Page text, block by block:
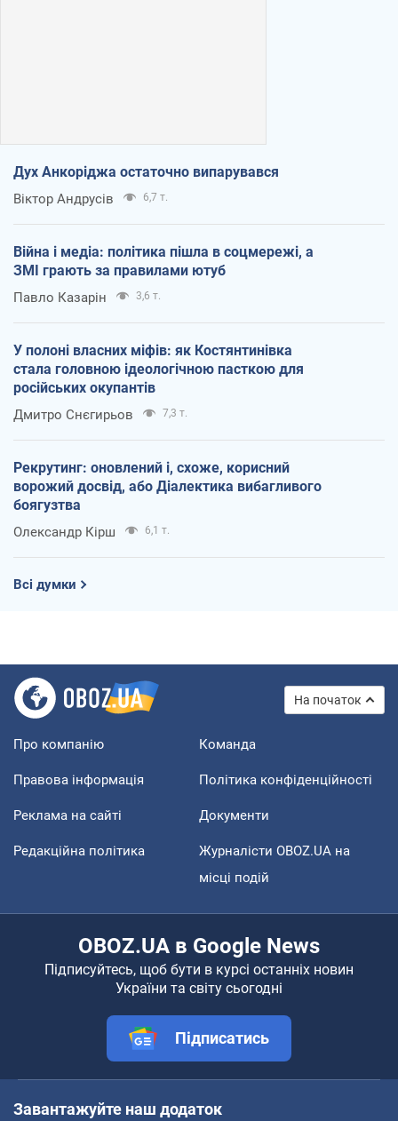
Дух Анкоріджа остаточно випарувався
Віктор Андрусів 6,7 т.
Війна і медіа: політика пішла в соцмережі, а
ЗМІ грають за правилами ютуб
Павло Казарін 3,6 т.
У полоні власних міфів: як Костянтинівка
стала головною ідеологічною пасткою для
російських окупантів
Дмитро Снєгирьов 7,3 т.
Рекрутинг: оновлений і, схоже, корисний
ворожий досвід, або Діалектика вибагливого
боягузтва
Олександр Кірш 6,1 т.
Всі думки
На початок
Про компанію Команда
Правова інформація Політика конфіденційності
Реклама на сайті Документи
Редакційна політика
Журналісти OBOZ.UA на
місці подій
OBOZ.UA в Google News
Підписуйтесь, щоб бути в курсі останніх новин
України та світу сьогодні
Підписатись
Завантажуйте наш додаток